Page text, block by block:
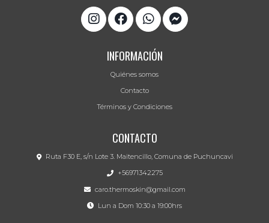
INFORMACIÓN
Quiénes somos
Contacto
Términos y Condiciones
CONTACTO
Ruta F30 E, s/n Lote 3. Maitencillo, Comuna de Puchuncavi
+56971342275
caro.thermoskin@gmail.com
Lun a Dom 10:30 a 19:00hrs